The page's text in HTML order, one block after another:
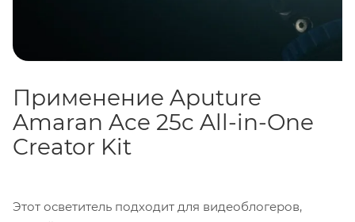
Применение Aputure
Amaran Ace 25c All-in-One
Creator Kit
Этот осветитель подходит для видеоблогеров,